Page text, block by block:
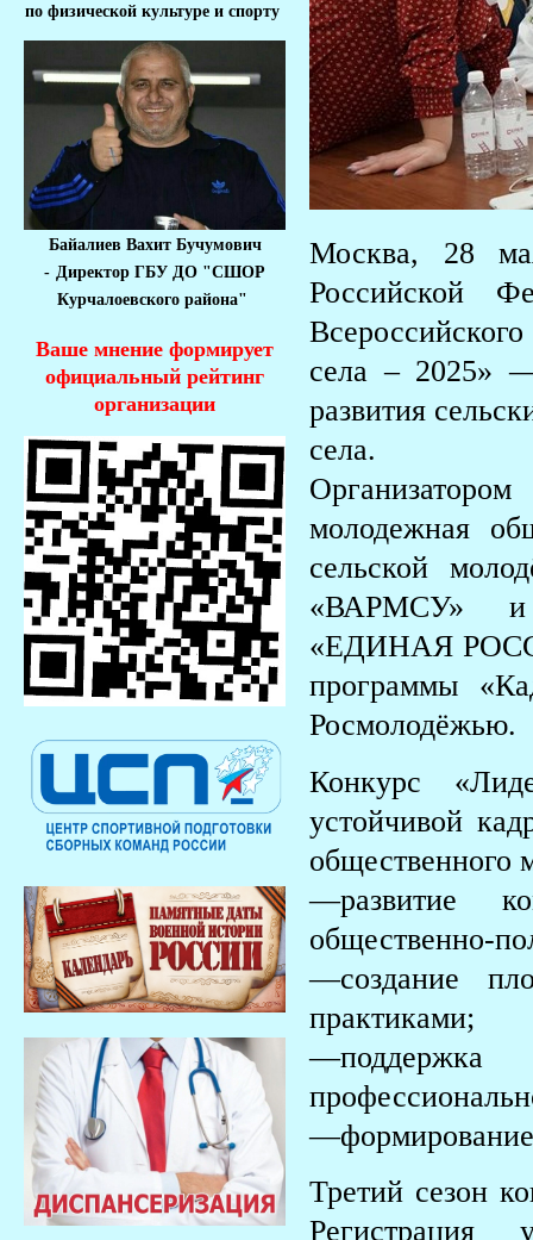
по физической культуре и спорту
Байалиев Вахит Бучумович
- Директор ГБУ ДО "СШОР
Курчалоевского района"
Ваше мнение формирует
официальный рейтинг
организации
Москва, 28
Российской
села – 2025»
развития
села.
молодежная
сельской
«ВАРМСУ» и
«ЕДИНАЯ
программы
Росмолодёжью.
Конкурс
устойчивой
общественного
—развитие
общественно-
—создание
практиками;
Третий сезон